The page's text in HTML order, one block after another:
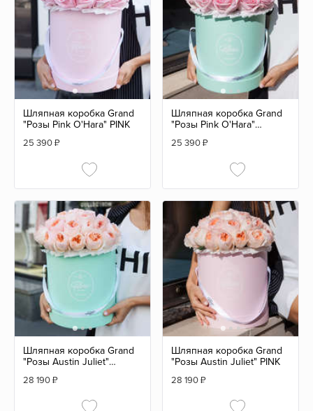
Шляпная коробка Grand
"Розы Pink O'Hara" PINK
25 390₽
Шляпная коробка Grand
"Розы Pink O'Hara"
25 390₽
Шляпная коробка Grand
"Розы Austin Juliet"
28 190₽
Шляпная коробка Grand
"Розы Austin Juliet" PINK
28 190₽